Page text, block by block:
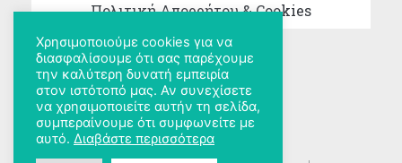
Πολιτική Απορρήτου & Cookies
Χρησιμοποιούμε cookies για να
διασφαλίσουμε ότι σας παρέχουμε
την καλύτερη δυνατή εμπειρία
στον ιστότοπό μας. Αν συνεχίσετε
να χρησιμοποιείτε αυτήν τη σελίδα,
συμπεραίνουμε ότι συμφωνείτε με
αυτό. Διαβάστε περισσότερα